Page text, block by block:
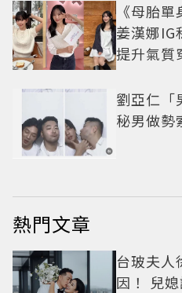
《母胎
姜漢娜IG
提升氣質
劉亞仁「
秘男做
熱門文章
台玻夫人
因！ 兒